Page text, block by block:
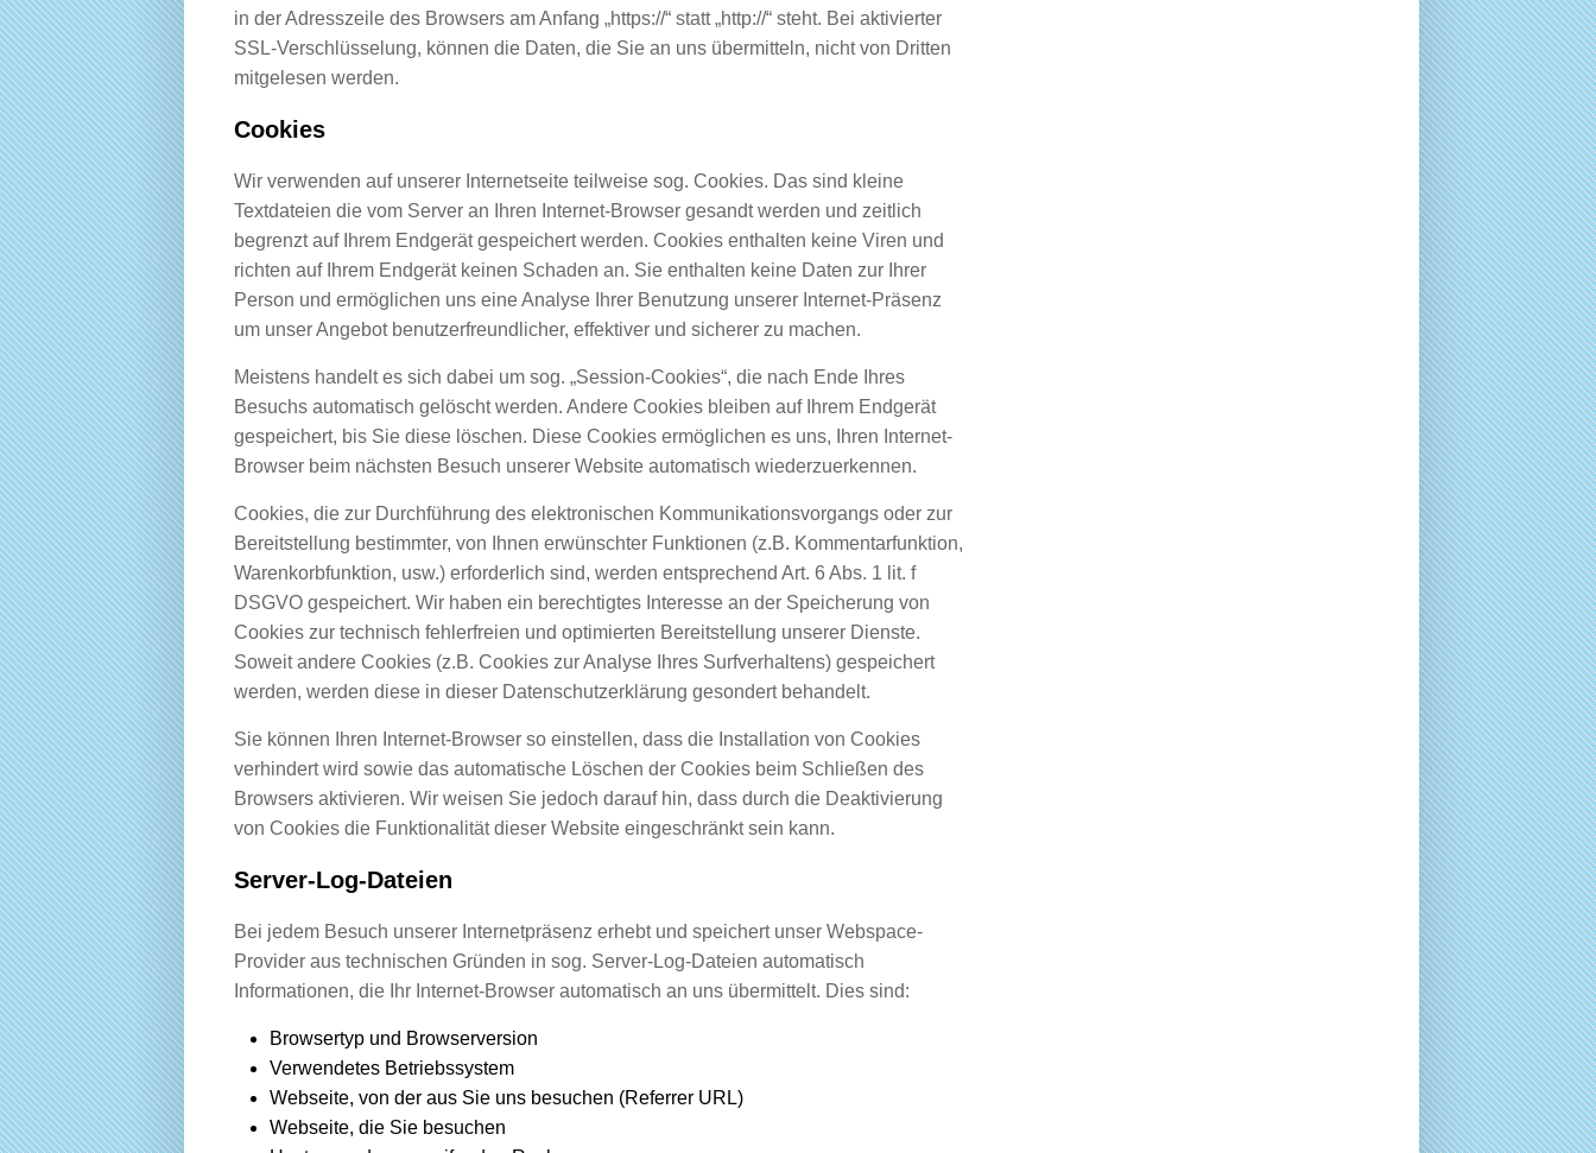
in der Adresszeile des Browsers am Anfang „https://“ statt „http://“ steht. Bei aktivierter
SSL-Verschlüsselung, können die Daten, die Sie an uns übermitteln, nicht von Dritten
mitgelesen werden.
Cookies
Wir verwenden auf unserer Internetseite teilweise sog. Cookies. Das sind kleine
Textdateien die vom Server an Ihren Internet-Browser gesandt werden und zeitlich
begrenzt auf Ihrem Endgerät gespeichert werden. Cookies enthalten keine Viren und
richten auf Ihrem Endgerät keinen Schaden an. Sie enthalten keine Daten zur Ihrer
Person und ermöglichen uns eine Analyse Ihrer Benutzung unserer Internet-Präsenz
um unser Angebot benutzerfreundlicher, effektiver und sicherer zu machen.
Meistens handelt es sich dabei um sog. „Session-Cookies“, die nach Ende Ihres
Besuchs automatisch gelöscht werden. Andere Cookies bleiben auf Ihrem Endgerät
gespeichert, bis Sie diese löschen. Diese Cookies ermöglichen es uns, Ihren Internet-
Browser beim nächsten Besuch unserer Website automatisch wiederzuerkennen.
Cookies, die zur Durchführung des elektronischen Kommunikationsvorgangs oder zur
Bereitstellung bestimmter, von Ihnen erwünschter Funktionen (z.B. Kommentarfunktion,
Warenkorbfunktion, usw.) erforderlich sind, werden entsprechend Art. 6 Abs. 1 lit. f
DSGVO gespeichert. Wir haben ein berechtigtes Interesse an der Speicherung von
Cookies zur technisch fehlerfreien und optimierten Bereitstellung unserer Dienste.
Soweit andere Cookies (z.B. Cookies zur Analyse Ihres Surfverhaltens) gespeichert
werden, werden diese in dieser Datenschutzerklärung gesondert behandelt.
Sie können Ihren Internet-Browser so einstellen, dass die Installation von Cookies
verhindert wird sowie das automatische Löschen der Cookies beim Schließen des
Browsers aktivieren. Wir weisen Sie jedoch darauf hin, dass durch die Deaktivierung
von Cookies die Funktionalität dieser Website eingeschränkt sein kann.
Server-Log-Dateien
Bei jedem Besuch unserer Internetpräsenz erhebt und speichert unser Webspace-
Provider aus technischen Gründen in sog. Server-Log-Dateien automatisch
Informationen, die Ihr Internet-Browser automatisch an uns übermittelt. Dies sind:
Browsertyp und Browserversion
Verwendetes Betriebssystem
Webseite, von der aus Sie uns besuchen (Referrer URL)
Webseite, die Sie besuchen